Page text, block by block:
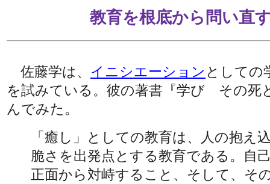
教育を根底から問い直
佐藤学は、 イニシエーション としての
を試みている。彼の著書『学び その死
んでみた。
「癒し」としての教育は、人の抱え
脆さを出発点とする教育である。自
正面から対峙すること、そして、そ